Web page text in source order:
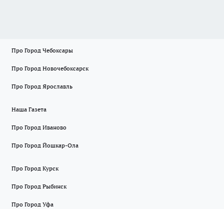
Про Город Чебоксары
Про Город Новочебоксарск
Про Город Ярославль
Наша Газета
Про Город Иваново
Про Город Йошкар-Ола
Про Город Курск
Про Город Рыбинск
Про Город Уфа